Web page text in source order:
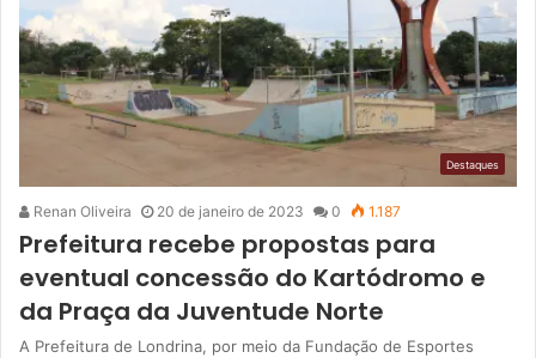
Destaques
Renan Oliveira 20 de janeiro de 2023 0 1.187
Prefeitura recebe propostas para
eventual concessão do Kartódromo e
da Praça da Juventude Norte
A Prefeitura de Londrina, por meio da Fundação de Esportes